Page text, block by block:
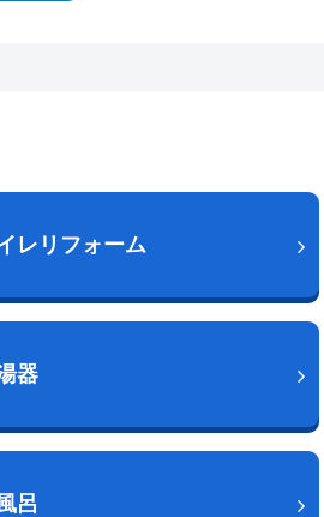
レリフォーム
器
呂